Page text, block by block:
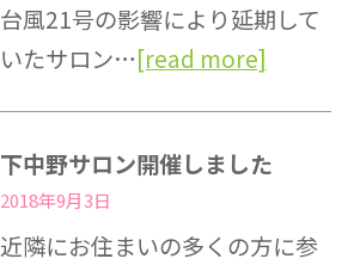
台風21号の影響により延期して
いたサロン…[read more]
下中野サロン開催しました
2018年9月3日
近隣にお住まいの多くの方に参